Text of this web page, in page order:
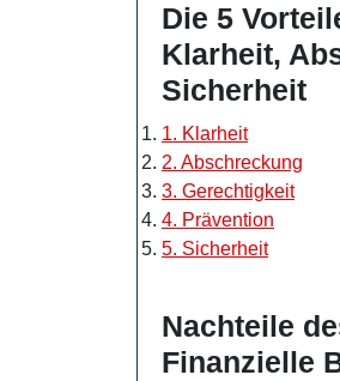
Die 5
Klarheit,
Sicherheit
1. Klarheit
2. Abschreckung
3. Gerechtigkeit
4. Prävention
5. Sicherheit
Nachteile
Finanzielle